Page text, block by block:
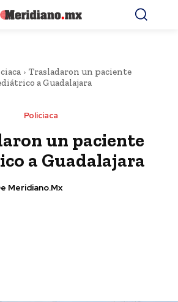
Trasladaron un paciente
a Guadalajara
Policiaca
un paciente
a Guadalajara
Meridiano.mx